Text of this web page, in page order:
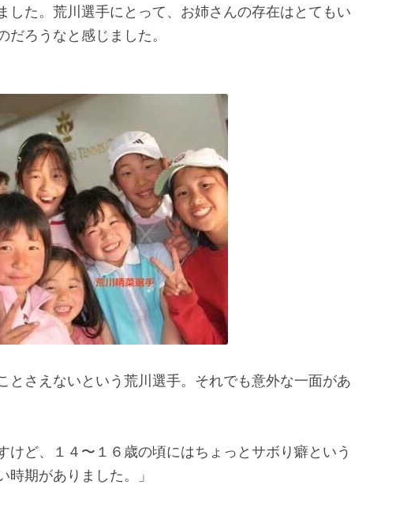
した。荒川選手にとって、お姉さんの存在はとてもい
ろうなと感じました。
とさえないという荒川選手。それでも意外な一面があ
けど、１４〜１６歳の頃にはちょっとサボり癖という
期がありました。」